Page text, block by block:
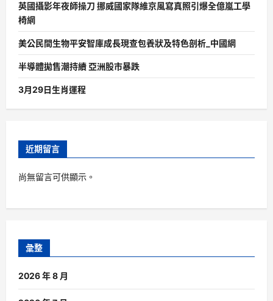
英國攝影年夜師操刀 挪威國家隊維京風寫真照引爆全億嵐工學
椅網
美公民間生物平安智庫成長現查包養狀及特色剖析_中國網
半導體拋售潮持續 亞洲股市暴跌
3月29日生肖運程
近期留言
尚無留言可供顯示。
彙整
2026 年 8 月